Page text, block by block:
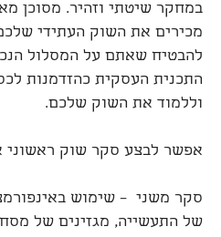
במחקר שיטתי וזהיר. מסוכן
מכירים את השוק העתידי
להבטיח שאתם על המסלול
התכנית העסקית כהזדמנות
וללמוד את השוק שלכם.
אפשר לבצע סקר שוק ראשוני
סקר משני – שימוש
של התעשייה, מגזינים של